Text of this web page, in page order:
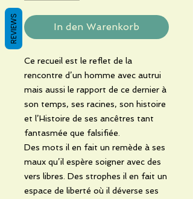
In den Warenkorb
Ce recueil est le reflet de la
rencontre d’un homme avec autrui
mais aussi le rapport de ce dernier à
son temps, ses racines, son histoire
et l’Histoire de ses ancêtres tant
fantasmée que falsifiée.
Des mots il en fait un remède à ses
maux qu’il espère soigner avec des
vers libres. Des strophes il en fait un
espace de liberté où il déverse ses
REVIEWS